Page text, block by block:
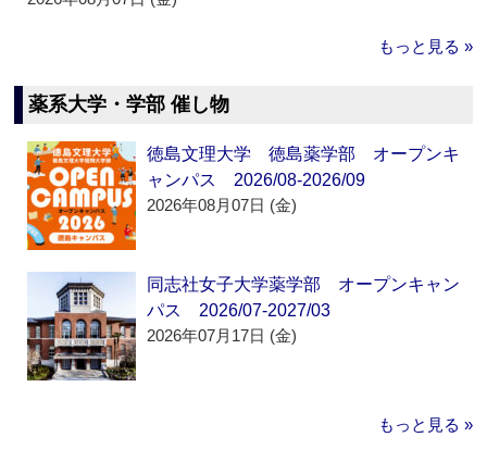
もっと見る »
薬系大学・学部 催し物
徳島文理大学 徳島薬学部 オープンキ
ャンパス 2026/08-2026/09
2026年08月07日 (金)
同志社女子大学薬学部 オープンキャン
パス 2026/07-2027/03
2026年07月17日 (金)
もっと見る »